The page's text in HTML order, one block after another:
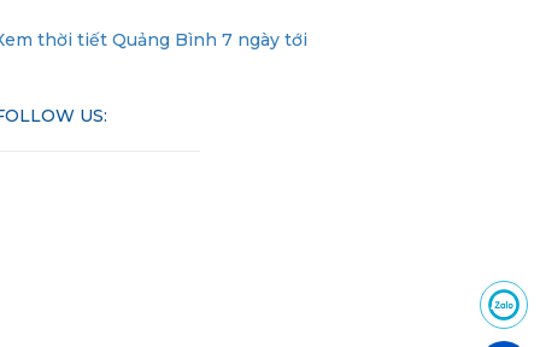
thời tiết Quảng Bình 7 ngày tới
US: